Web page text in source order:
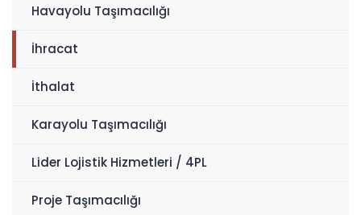
Havayolu Taşımacılığı
İhracat
İthalat
Karayolu Taşımacılığı
Lider Lojistik Hizmetleri / 4PL
Proje Taşımacılığı